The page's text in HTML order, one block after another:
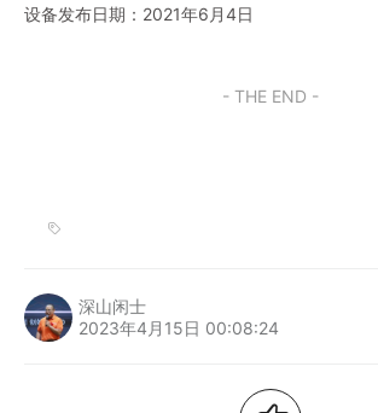
设备发布日期：2021年6月4日
- THE END -
深山闲士
2023年4月15日 00:08:24